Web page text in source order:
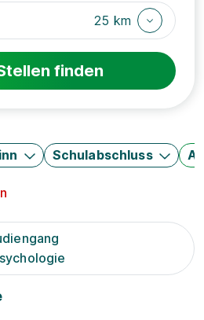
25 km
finden
Schulabschluss